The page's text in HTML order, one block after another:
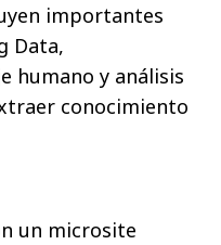
importantes
Data,
humano y análisis
conocimiento
un microsite